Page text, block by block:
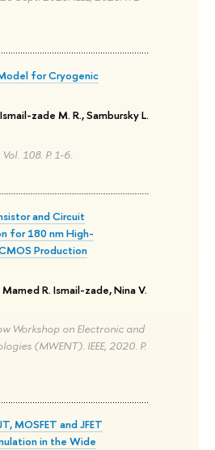
for Cryogenic
zade M. R., Sambursky L.
108. P. 1-6.
and Circuit
for 180 nm High-
Production
R. Ismail-zade, Nina V.
Workshop on Electronic and
(MWENT). IEEE, 2020. P.
MOSFET and JFET
in the Wide